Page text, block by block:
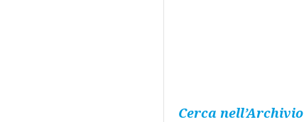
Cerca nell’Archivio